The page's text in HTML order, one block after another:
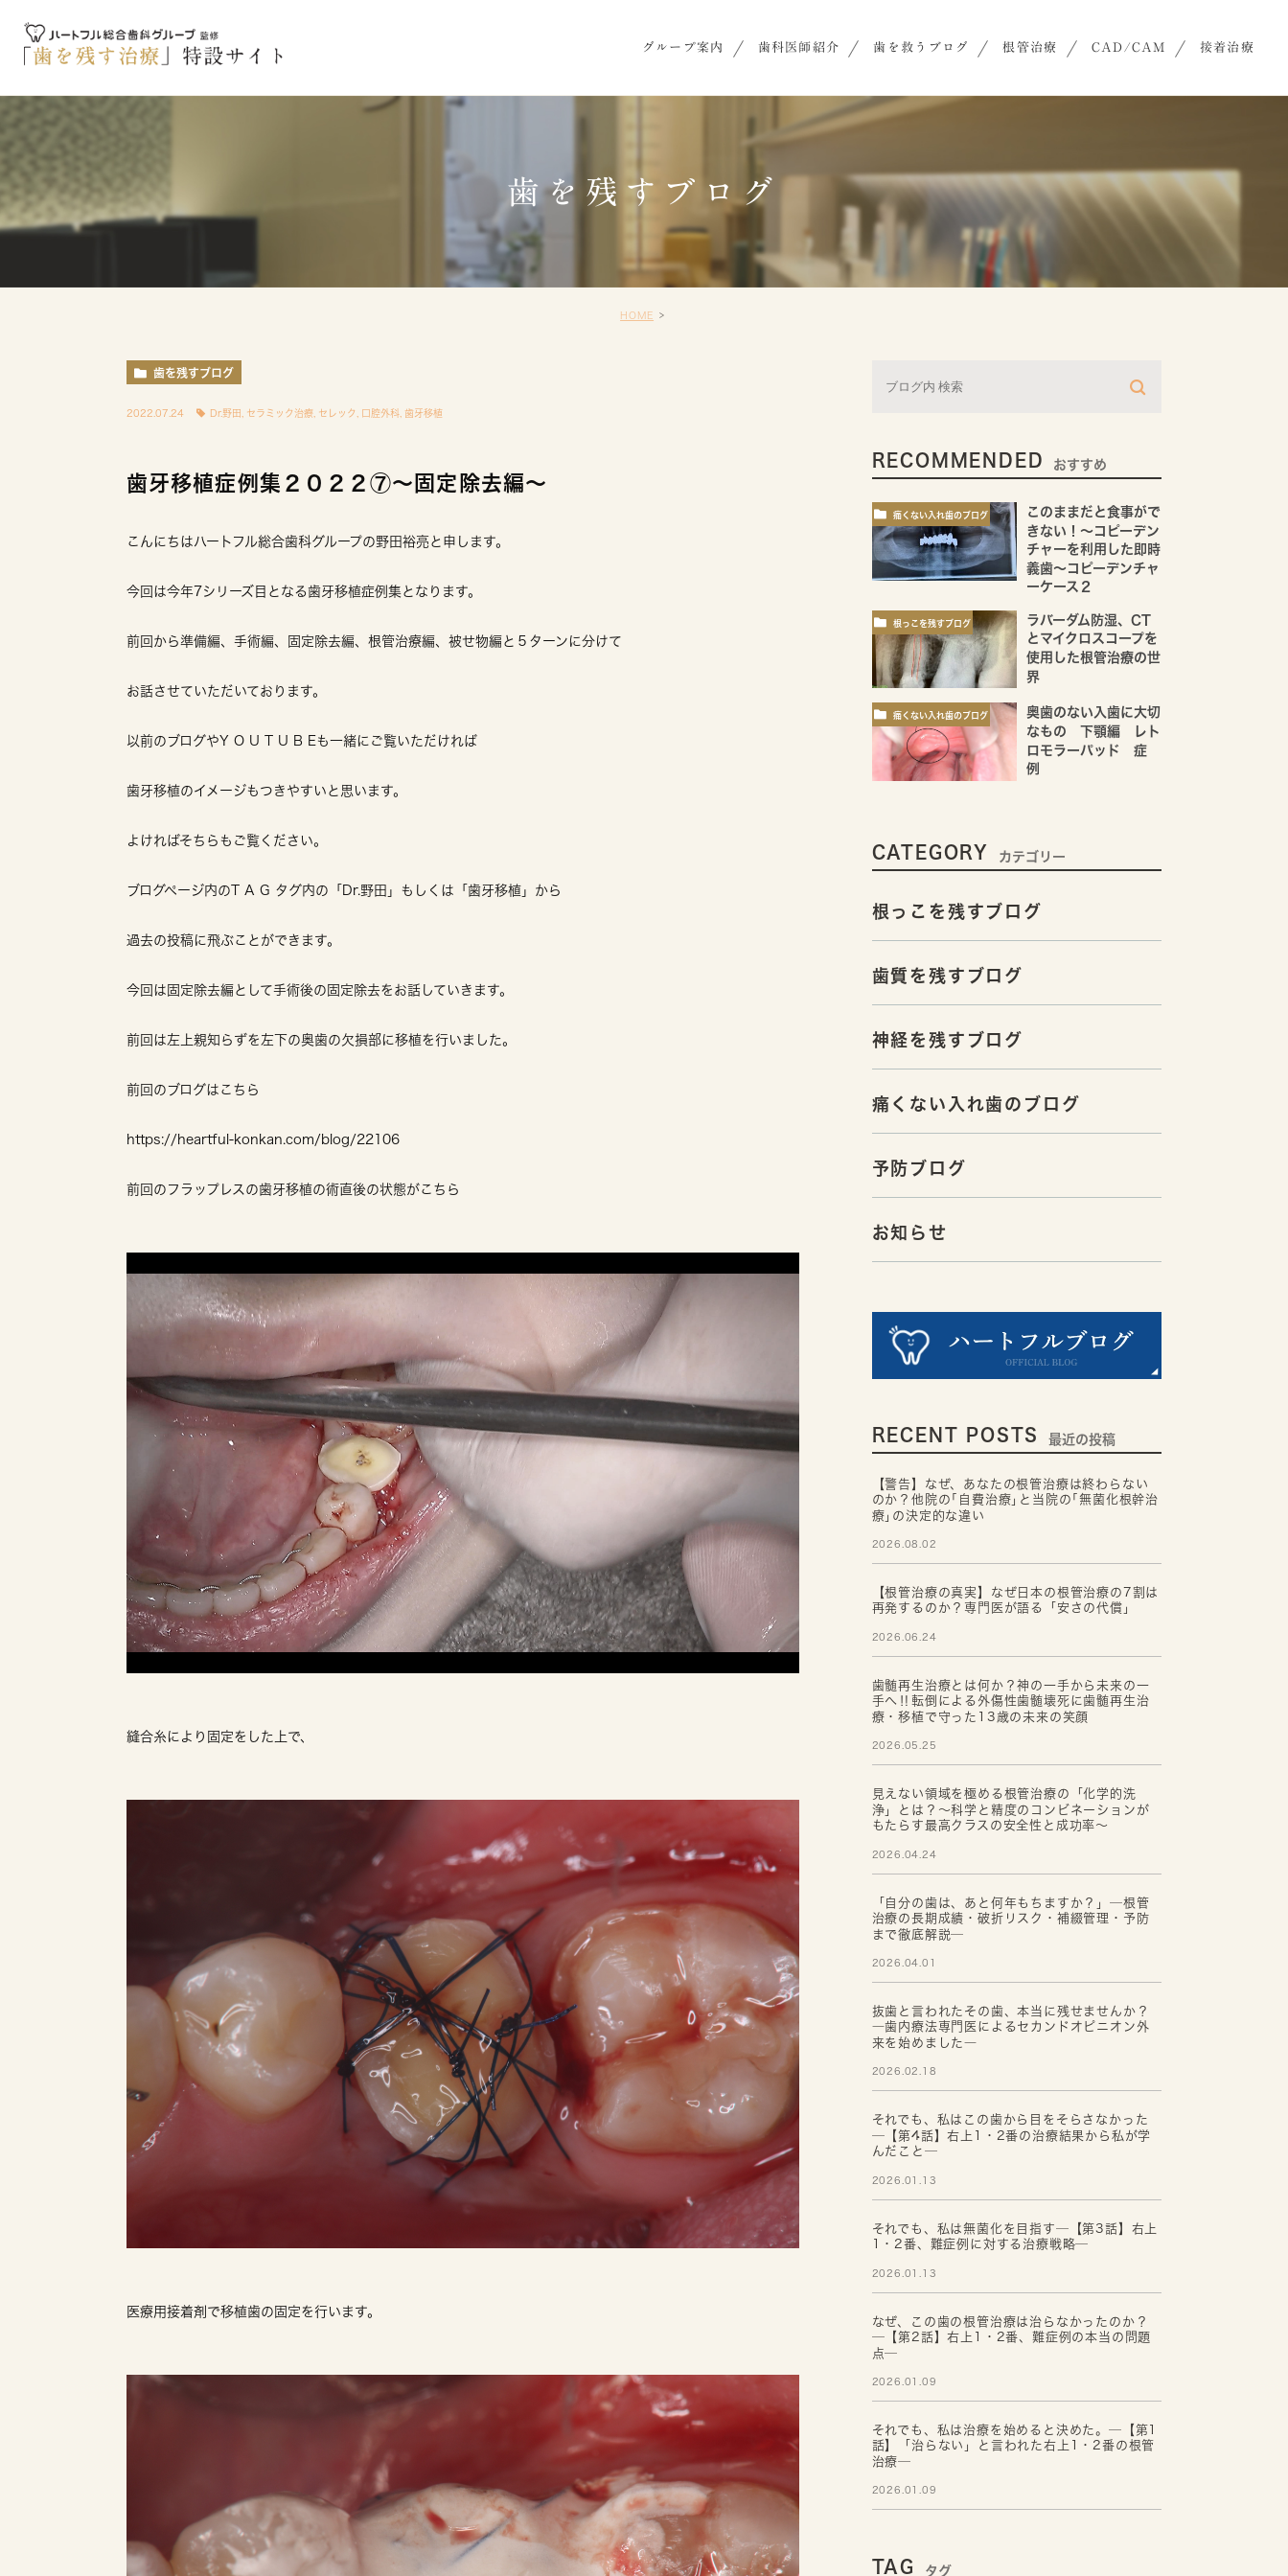
グループ案内 歯科医師紹介 歯を救うブログ 根管治療 CAD/CAM 接着治療
歯を残すブログ
HOME
歯を残すブログ
2022.07.24 Dr.野田 セラミック治療 セレック 口腔外科 歯牙移植
歯牙移植症例集２０２２⑦〜固定除去編〜
こんにちはハートフル総合歯科グループの野田裕亮と申します。
今回は今年7シリーズ目となる歯牙移植症例集となります。
前回から準備編、手術編、固定除去編、根管治療編、被せ物編と５ターンに分けて
お話させていただいております。
以前のブログやY O U T U B Eも一緒にご覧いただければ
歯牙移植のイメージもつきやすいと思います。
よければそちらもご覧ください。
ブログページ内のT A G タグ内の「Dr.野田」もしくは「歯牙移植」から
過去の投稿に飛ぶことができます。
今回は固定除去編として手術後の固定除去をお話していきます。
前回は左上親知らずを左下の奥歯の欠損部に移植を行いました。
前回のブログはこちら
https://heartful-konkan.com/blog/22106
前回のフラップレスの歯牙移植の術直後の状態がこちら
縫合糸により固定をした上で、
医療用接着剤で移植歯の固定を行います。
RECOMMENDED おすすめ
痛くない入れ歯のブログ
このままだと食事がで
きない！～コピーデン
チャーを利用した即時
義歯～コピーデンチャ
ーケース２
根っこを残すブログ
ラバーダム防湿、CT
とマイクロスコープを
使用した根管治療の世
界
痛くない入れ歯のブログ
奥歯のない入歯に大切
なもの 下顎編 レト
ロモラーパッド 症
例
CATEGORY カテゴリー
根っこを残すブログ
歯質を残すブログ
神経を残すブログ
痛くない入れ歯のブログ
予防ブログ
お知らせ
RECENT POSTS 最近の投稿
【警告】なぜ、あなたの根管治療は終わらない
のか？他院の｢自費治療｣と当院の｢無菌化根幹治
療｣の決定的な違い
2026.08.02
【根管治療の真実】なぜ日本の根管治療の7割は
再発するのか？専門医が語る「安さの代償」
2026.06.24
歯髄再生治療とは何か？神の一手から未来の一
手へ‼転倒による外傷性歯髄壊死に歯髄再生治
療・移植で守った13歳の未来の笑顔
2026.05.25
見えない領域を極める根管治療の「化学的洗
浄」とは？～科学と精度のコンビネーションが
もたらす最高クラスの安全性と成功率～
2026.04.24
「自分の歯は、あと何年もちますか？」─根管
治療の長期成績・破折リスク・補綴管理・予防
まで徹底解説─
2026.04.01
抜歯と言われたその歯、本当に残せませんか？
―歯内療法専門医によるセカンドオピニオン外
来を始めました―
2026.02.18
それでも、私はこの歯から目をそらさなかった
─【第4話】右上1・2番の治療結果から私が学
んだこと─
2026.01.13
それでも、私は無菌化を目指す─【第3話】右上
1・2番、難症例に対する治療戦略─
2026.01.13
なぜ、この歯の根管治療は治らなかったのか？
─【第2話】右上1・2番、難症例の本当の問題
点─
2026.01.09
それでも、私は治療を始めると決めた。─【第1
話】「治らない」と言われた右上1・2番の根管
治療─
2026.01.09
TAG タグ